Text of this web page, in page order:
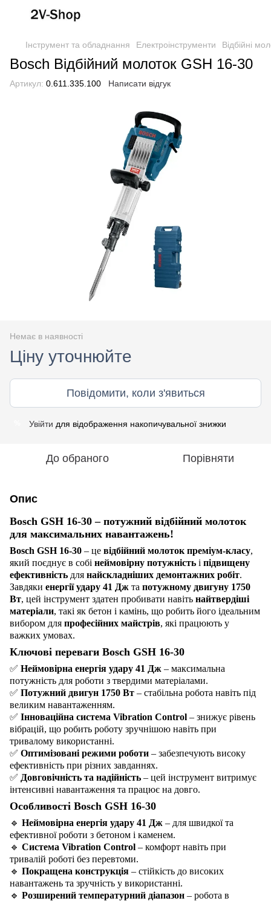
Інструмент та обладнання Електроінструменти Відбійні
Bosch Відбійний молоток GSH 16-30
Артикул: 0.611.335.100 Написати відгук
Немає в наявності
Ціну уточнюйте
Повідомити, коли з'явиться
Увійти для відображення накопичувальної знижки
До обраного Порівняти
Опис
Bosch GSH 16-30 – потужний відбійний молоток
для максимальних навантажень!
Bosch GSH 16-30 – це відбійний молоток преміум-класу,
який поєднує в собі неймовірну потужність і підвищену
ефективність для найскладніших демонтажних робіт.
Завдяки енергії удару 41 Дж та потужному двигуну 1750
Вт, цей інструмент здатен пробивати навіть найтвердіші
матеріали, такі як бетон і камінь, що робить його ідеальним
вибором для професійних майстрів, які працюють у
важких умовах.
Ключові переваги Bosch GSH 16-30
✅ Неймовірна енергія удару 41 Дж – максимальна
потужність для роботи з твердими матеріалами.
✅ Потужний двигун 1750 Вт – стабільна робота навіть під
великим навантаженням.
✅ Інноваційна система Vibration Control – знижує рівень
вібрацій, що робить роботу зручнішою навіть при
тривалому використанні.
✅ Оптимізовані режими роботи – забезпечують високу
ефективність при різних завданнях.
✅ Довговічність та надійність – цей інструмент витримує
інтенсивні навантаження та працює на довго.
Особливості Bosch GSH 16-30
🔹 Неймовірна енергія удару 41 Дж – для швидкої та
ефективної роботи з бетоном і каменем.
🔹 Система Vibration Control – комфорт навіть при
тривалій роботі без перевтоми.
🔹 Покращена конструкція – стійкість до високих
навантажень та зручність у використанні.
🔹 Розширений температурний діапазон – робота в